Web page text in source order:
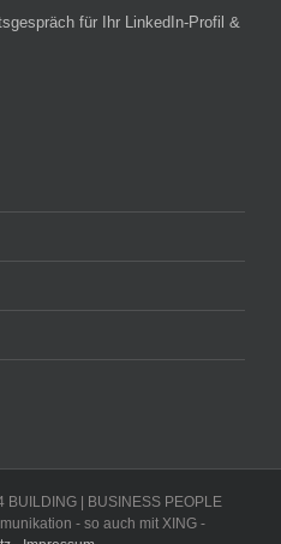
für Ihr LinkedIn-Profil &
| BUSINESS PEOPLE
- so auch mit XING -